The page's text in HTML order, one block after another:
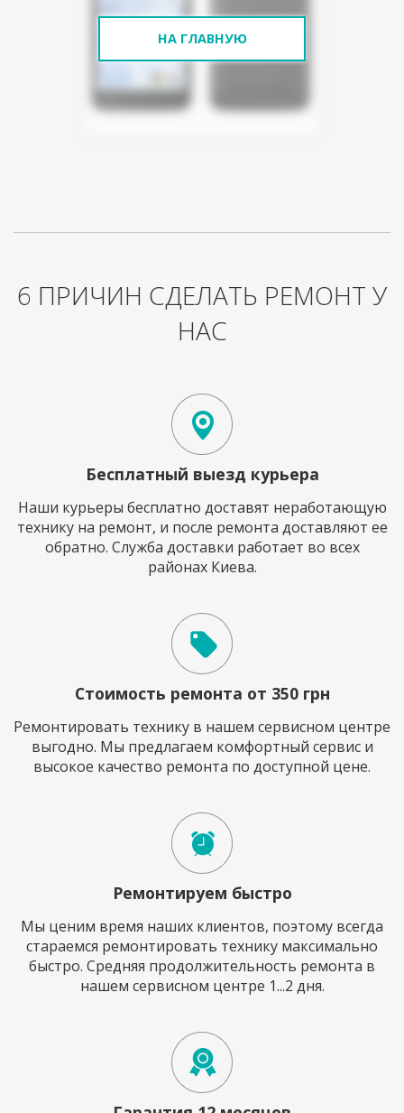
НА ГЛАВНУЮ
6 ПРИЧИН СДЕЛАТЬ РЕМОНТ У
НАС
Бесплатный выезд курьера
Наши курьеры бесплатно доставят неработающую
технику на ремонт, и после ремонта доставляют ее
обратно. Служба доставки работает во всех
районах Киева.
Стоимость ремонта от 350 грн
Ремонтировать технику в нашем сервисном центре
выгодно. Мы предлагаем комфортный сервис и
высокое качество ремонта по доступной цене.
Ремонтируем быстро
Мы ценим время наших клиентов, поэтому всегда
стараемся ремонтировать технику максимально
быстро. Средняя продолжительность ремонта в
нашем сервисном центре 1...2 дня.